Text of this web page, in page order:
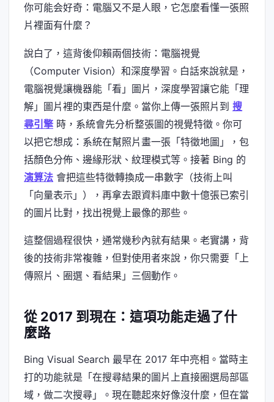
你可能会好奇：電腦又不是人眼，它怎麼看懂一張照
片裡面有什麼？
說白了，這背後仰賴兩個技術：電腦視覺
（Computer Vision）和深度學習。白話來說就是，
電腦視覺讓機器能「看」圖片，深度學習讓它能「理
解」圖片裡的東西是什麼。當你上傳一張照片到 搜
尋引擎 時，系統會先分析整張圖的視覺特徵。你可
以把它想成：系統在幫照片畫一張「特徵地圖」，包
括顏色分佈、邊緣形狀、紋理模式等。接著 Bing 的
演算法 會把這些特徵轉換成一串數字（技術上叫
「向量表示」），再拿去跟資料庫中數十億張已索引
的圖片比對，找出視覺上最像的那些。
這整個過程很快，通常幾秒內就有結果。老實講，背
後的技術非常複雜，但對使用者來說，你只需要「上
傳照片、圈選、看結果」三個動作。
從 2017 到現在：這項功能走過了什
麼路
Bing Visual Search 最早在 2017 年中亮相。當時主
打的功能就是「在搜尋結果的圖片上直接圈選局部區
域，做二次搜尋」。現在聽起來好像沒什麼，但在當